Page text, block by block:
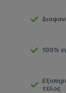
100%
τέλος